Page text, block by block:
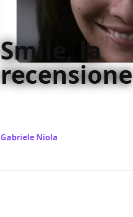
Smile, la
recensione
Gabriele Niola